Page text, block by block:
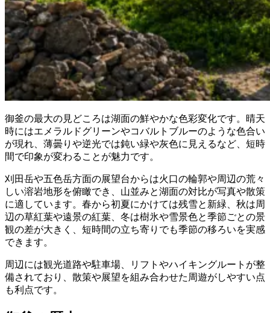
御釜の最大の見どころは湖面の鮮やかな色彩変化です。晴天
時にはエメラルドグリーンやコバルトブルーのような色合い
が現れ、薄曇りや逆光では鈍い緑や灰色に見えるなど、短時
間で印象が変わることが魅力です。
刈田岳や五色岳方面の展望台からは火口の輪郭や周辺の荒々
しい溶岩地形を俯瞰でき、山並みと湖面の対比が写真や散策
に適しています。春から初夏にかけては残雪と新緑、秋は周
辺の草紅葉や遠景の紅葉、冬は樹氷や雪景色と季節ごとの景
観の差が大きく、短時間の立ち寄りでも季節の移ろいを実感
できます。
周辺には観光道路や駐車場、リフトやハイキングルートが整
備されており、散策や展望を組み合わせた周遊がしやすい点
も利点です。